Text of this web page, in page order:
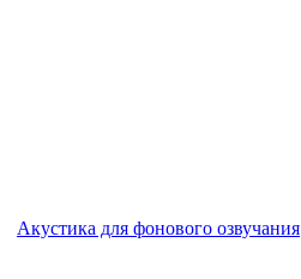
Акустика для фонового озвучания